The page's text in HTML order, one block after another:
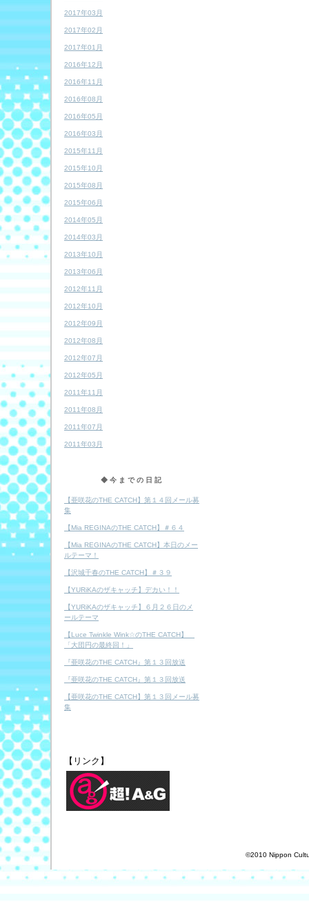
2017年03月
2017年02月
2017年01月
2016年12月
2016年11月
2016年08月
2016年05月
2016年03月
2015年11月
2015年10月
2015年08月
2015年06月
2014年05月
2014年03月
2013年10月
2013年06月
2012年11月
2012年10月
2012年09月
2012年08月
2012年07月
2012年05月
2011年11月
2011年08月
2011年07月
2011年03月
◆今までの日記
【亜咲花のTHE CATCH】第１４回メール募
集
【Mia REGINAのTHE CATCH】＃６４
【Mia REGINAのTHE CATCH】本日のメー
ルテーマ！
【沢城千春のTHE CATCH】＃３９
【YURiKAのザキャッチ】デカい！！
【YURiKAのザキャッチ】６月２６日のメ
ールテーマ
【Luce Twinkle Wink☆のTHE CATCH】
「大団円の最終回！」
『亜咲花のTHE CATCH』第１３回放送
『亜咲花のTHE CATCH』第１３回放送
【亜咲花のTHE CATCH】第１３回メール募
集
【リンク】
©2010 Nippon